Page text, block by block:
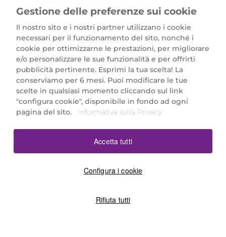
Marionnaud Parfumeries Italia S.r.l.
Largo Fiera Milano 5, 20017 Rho (MI)
REA Milano 1650024 con P.IVA 13425220152.
SCARICA LA NOSTRA APP
Gestione delle preferenze sui cookie
Il nostro sito e i nostri partner utilizzano i cookie
necessari per il funzionamento del sito, nonché i
cookie per ottimizzarne le prestazioni, per migliorare
e/o personalizzare le sue funzionalità e per offrirti
pubblicità pertinente. Esprimi la tua scelta! La
conserviamo per 6 mesi. Puoi modificare le tue
scelte in qualsiasi momento cliccando sul link
"configura cookie", disponibile in fondo ad ogni
pagina del sito.
Informativa sulla Privacy
Configura i cookie
Rifiuta tutti
Accetta tutti